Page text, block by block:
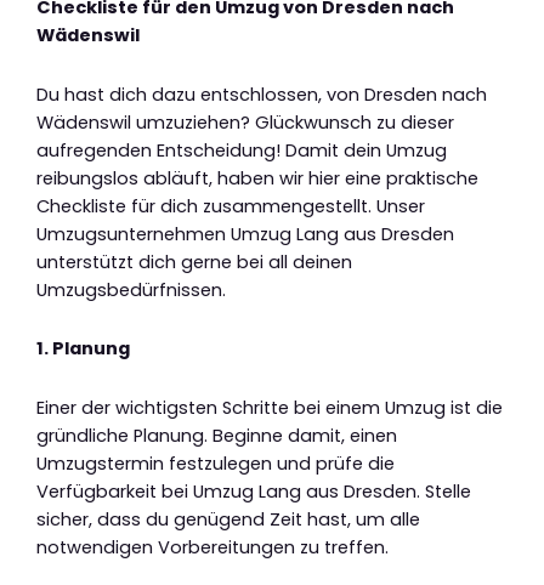
Checkliste für den Umzug von Dresden nach
Wädenswil
Du hast dich dazu entschlossen, von Dresden nach
Wädenswil umzuziehen? Glückwunsch zu dieser
aufregenden Entscheidung! Damit dein Umzug
reibungslos abläuft, haben wir hier eine praktische
Checkliste für dich zusammengestellt. Unser
Umzugsunternehmen Umzug Lang aus Dresden
unterstützt dich gerne bei all deinen
Umzugsbedürfnissen.
1. Planung
Einer der wichtigsten Schritte bei einem Umzug ist die
gründliche Planung. Beginne damit, einen
Umzugstermin festzulegen und prüfe die
Verfügbarkeit bei Umzug Lang aus Dresden. Stelle
sicher, dass du genügend Zeit hast, um alle
notwendigen Vorbereitungen zu treffen.